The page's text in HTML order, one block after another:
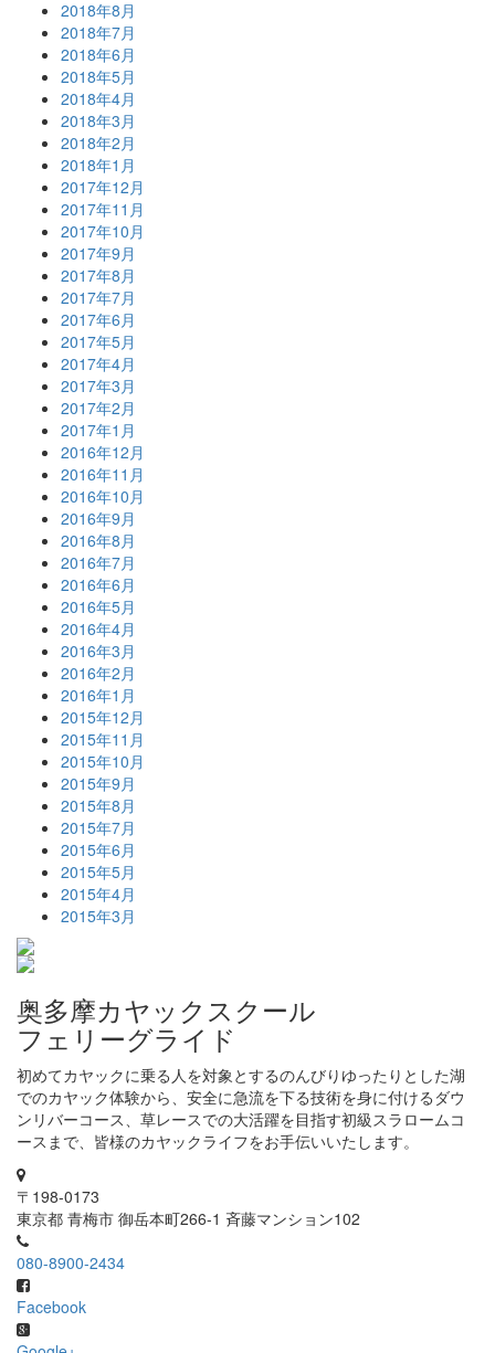
2018年8月
2018年7月
2018年6月
2018年5月
2018年4月
2018年3月
2018年2月
2018年1月
2017年12月
2017年11月
2017年10月
2017年9月
2017年8月
2017年7月
2017年6月
2017年5月
2017年4月
2017年3月
2017年2月
2017年1月
2016年12月
2016年11月
2016年10月
2016年9月
2016年8月
2016年7月
2016年6月
2016年5月
2016年4月
2016年3月
2016年2月
2016年1月
2015年12月
2015年11月
2015年10月
2015年9月
2015年8月
2015年7月
2015年6月
2015年5月
2015年4月
2015年3月
奥多摩カヤックスクール
フェリーグライド
初めてカヤックに乗る人を対象とするのんびりゆったりとした湖
でのカヤック体験から、安全に急流を下る技術を身に付けるダウ
ンリバーコース、草レースでの大活躍を目指す初級スラロームコ
ースまで、皆様のカヤックライフをお手伝いいたします。
〒198-0173
東京都 青梅市 御岳本町266-1 斉藤マンション102
080-8900-2434
Facebook